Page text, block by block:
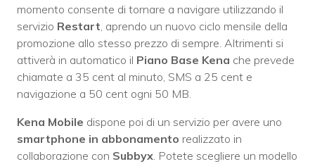
momento consente di tornare a navigare utilizzando il
servizio Restart , aprendo un nuovo ciclo mensile della
promozione allo stesso prezzo di sempre. Altrimenti si
attiverà in automatico il Piano Base Kena che prevede
chiamate a 35 cent al minuto, SMS a 25 cent e
navigazione a 50 cent ogni 50 MB.
Kena Mobile dispone poi di un servizio per avere uno
smartphone in abbonamento realizzato in
collaborazione con Subbyx . Potete scegliere un modello